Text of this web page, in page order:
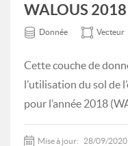
WALOUS 2018
Donnée Vecteur
Cette couche de
l’utilisation du sol de
pour l’année 2018
Mise à jour: 28/09/2020